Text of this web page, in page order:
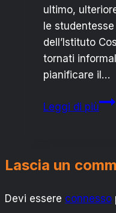
ultimo,
le
dell’Istituto
tornati
pianificare il…
Leggi di più
Lascia un
Devi essere connesso